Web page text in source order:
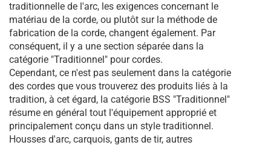
traditionnelle de l'arc, les exigences concernant le
matériau de la corde, ou plutôt sur la méthode de
fabrication de la corde, changent également. Par
conséquent, il y a une section séparée dans la
catégorie "Traditionnel" pour cordes.
Cependant, ce n'est pas seulement dans la catégorie
des cordes que vous trouverez des produits liés à la
tradition, à cet égard, la catégorie BSS "Traditionnel"
résume en général tout l'équipement approprié et
principalement conçu dans un style traditionnel.
Housses d'arc, carquois, gants de tir, autres